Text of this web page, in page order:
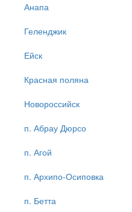
Анапа
Геленджик
Ейск
Красная поляна
Новороссийск
п. Абрау Дюрсо
п. Агой
п. Архипо-Осиповка
п. Бетта